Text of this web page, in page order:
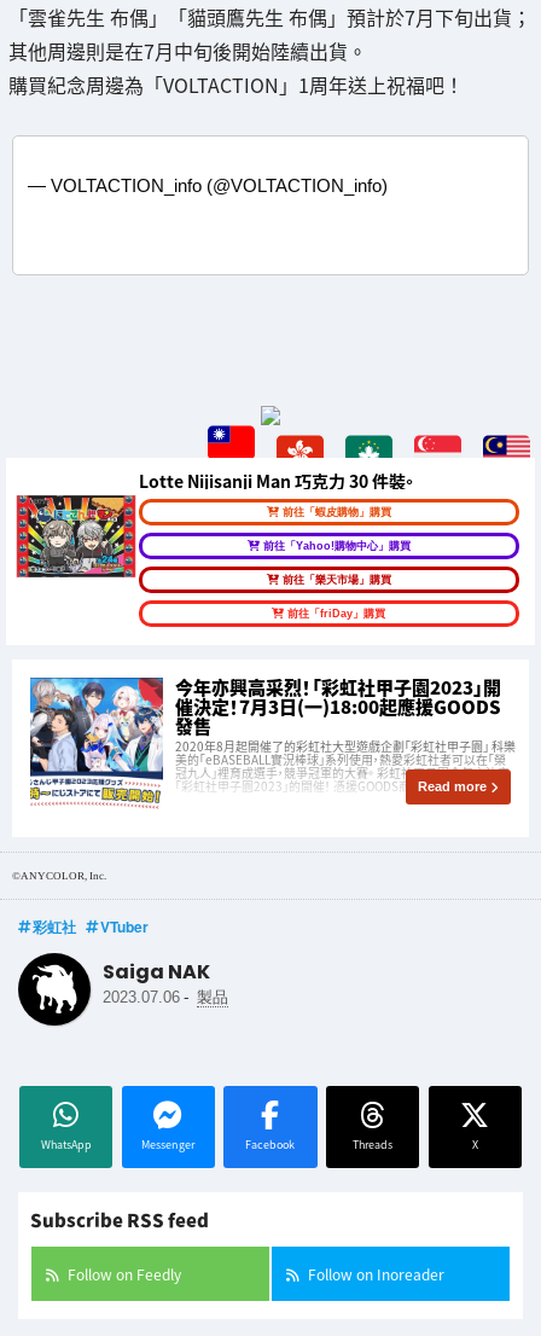
「雲雀先生 布偶」「貓頭鷹先生 布偶」預計於7月下旬出貨；
其他周邊則是在7月中旬後開始陸續出貨。
購買紀念周邊為「VOLTACTION」1周年送上祝福吧！
— VOLTACTION_info (@VOLTACTION_info)
Lotte Nijisanji Man 巧克力 30 件裝。
前往「蝦皮購物」購買
前往「Yahoo!購物中心」購買
前往「樂天市場」購買
前往「friDay」購買
今年亦興高采烈！「彩虹社甲子園2023」開
催決定！7月3日(一)18:00起應援GOODS
發售
2020年8月起開催了的彩虹社大型遊戲企劃「彩虹社甲子園」 科樂
美的「eBASEBALL實況棒球」系列使用，熱愛彩虹社者可以在「榮
冠九人」裡育成選手，競爭冠軍的大賽。 彩虹社甲子園今年亦決定
「彩虹社甲子園2023」的開催！ 憑援GOODS商品發表了。
Read more
©ANYCOLOR, Inc.
彩虹社 VTuber
Saiga NAK
2023.07.06 - 製品
WhatsApp Messenger Facebook Threads X
Subscribe RSS feed
Follow on Feedly Follow on Inoreader